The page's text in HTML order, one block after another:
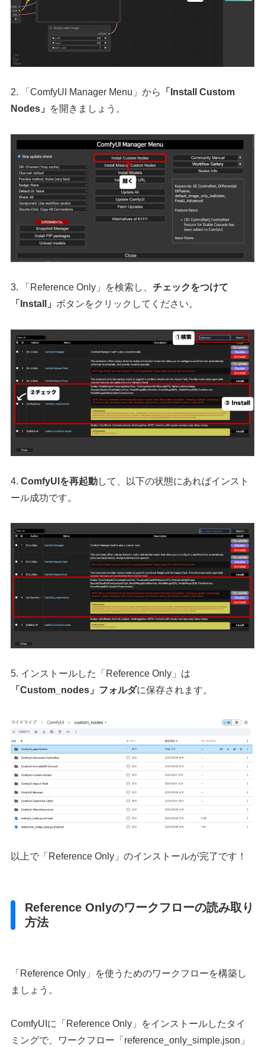
2. 「ComfyUI Manager Menu」から
「Install Custom
Nodes」
を開きましょう。
3. 「Reference Only」を検索し、チェックをつけて
「Install」 ボタンをクリックしてください。
4.ComfyUIを再起動して、以下の状態にあればインスト
ール成功です。
5. インストールした「Reference Only」は
「Custom_nodes」フォルダに保存されます。
以上で「Reference Only」のインストールが完了です！
Reference Onlyのワークフローの読み取り
方法
「Reference Only」を使うためのワークフローを構築し
ましょう。
ComfyUIに「Reference Only」をインストールしたタイ
ミングで、ワークフロー「reference_only_simple.json」